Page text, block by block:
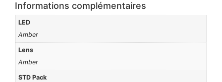
Informations complémentaires
LED
Amber
Lens
Amber
STD Pack